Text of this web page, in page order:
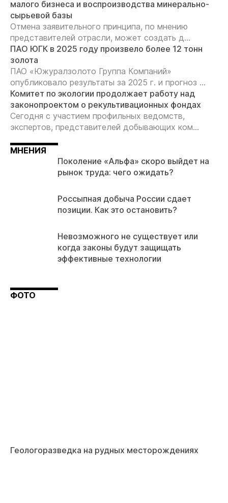
малого бизнеса и воспроизводства минерально-
сырьевой базы
Отмена заявительного принципа, по мнению
представителей отрасли, может создать д...
ПАО ЮГК в 2025 году произвело более 12 тонн
золота
ПАО «Южуралзолото Группа Компаний»
опубликовало результаты за 2025 г. и прогноз ...
Комитет по экологии продолжает работу над
законопроектом о рекультивационных фондах
Сегодня с участием профильных ведомств,
экспертов, представителей добывающих ком...
МНЕНИЯ
Поколение «Альфа» скоро выйдет на
рынок труда: чего ожидать?
Россыпная добыча России сдает
позиции. Как это остановить?
Невозможного не существует или
когда законы будут защищать
эффективные технологии
ФОТО
Геологоразведка на рудных месторождениях